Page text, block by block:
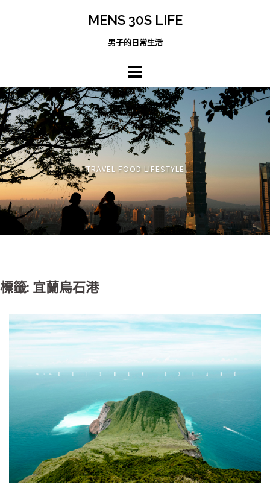
MENS 30S LIFE
男子的日常生活
TRAVEL FOOD LIFESTYLE
標籤: 宜蘭烏石港